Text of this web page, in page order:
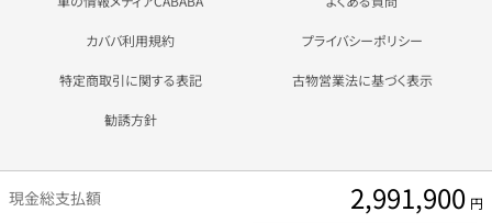
現金総支払額 2,991,900 円
カババ利用規約 プライバシーポリシー
特定商取引に関する表記 古物営業法に基づく表示
勧誘方針